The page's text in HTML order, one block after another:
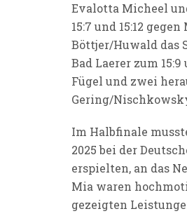
Evalotta Micheel
15:7 und 15:12
Böttjer/Huwald das
Bad Laerer zum
Fügel und zwei
Gering/
Im Halbfinale
2025 bei der
erspielten, an das
Mia waren
gezeigten